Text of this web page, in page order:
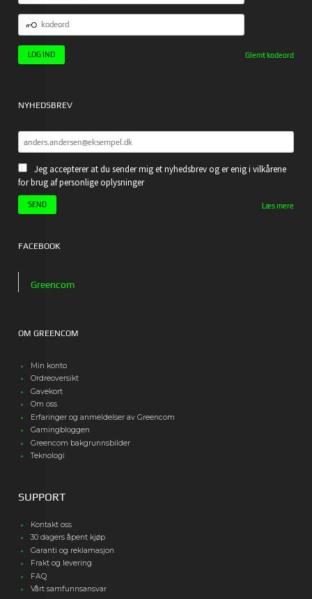
KODEORD
Glemt kodeord
NYHEDSBREV
Jeg accepterer at du sender mig et nyhedsbrev og er enig i vilkårene
for brug af personlige oplysninger
Læs mere
FACEBOOK
Greencom
OM GREENCOM
Min konto
Ordreoversikt
Gavekort
Om oss
Erfaringer og anmeldelser av Greencom
Gamingbloggen
Greencom bakgrunnsbilder
Teknologi
SUPPORT
Kontakt oss
30 dagers åpent kjøp
Garanti og reklamasjon
Frakt og levering
FAQ
Vårt samfunnsansvar